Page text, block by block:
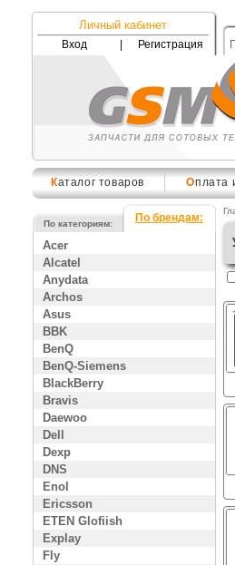
Личный кабинет
Вход Регистрация
Каталог товаров Оплата
По категориям: По брендам:
Acer
Alcatel
Anydata
Archos
Asus
BBK
BenQ
BenQ-Siemens
BlackBerry
Bravis
Daewoo
Dell
Dexp
DNS
Enol
Ericsson
ETEN Glofiish
Explay
Fly